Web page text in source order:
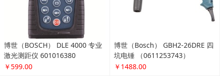
博世（BOSCH） DLE 4000 专业
激光测距仪 601016380
￥599.00
博世（Bosch） GBH2-26DRE 四
坑电锤 （0611253743）
￥1488.00